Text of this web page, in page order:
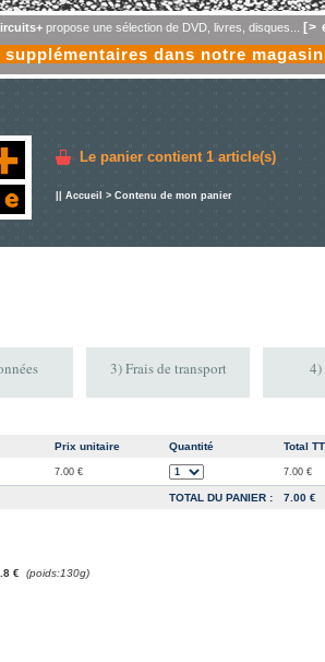
propose une sélection de DVD, livres, disques... [>
dans notre
Le panier contient 1 article(s)
Accueil > Contenu de mon panier
3) Frais de transport 4)
Prix unitaire Quantité Total
7.00 € 7.00 €
TOTAL DU PANIER : 7.00 €
€ (poids:130g)